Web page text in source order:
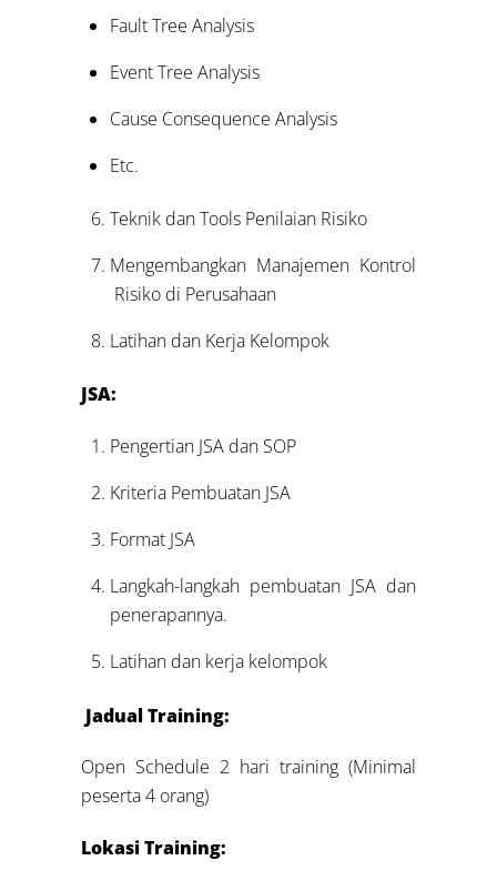
Fault Tree Analysis
Event Tree Analysis
Cause Consequence Analysis
Etc.
Teknik dan Tools Penilaian Risiko
Mengembangkan Manajemen Kontrol
Risiko di Perusahaan
Latihan dan Kerja Kelompok
JSA:
Pengertian JSA dan SOP
Kriteria Pembuatan JSA
Format JSA
Langkah-langkah pembuatan JSA dan
penerapannya.
Latihan dan kerja kelompok
Jadual Training:
Open Schedule 2 hari training (Minimal
peserta 4 orang)
Lokasi Training: